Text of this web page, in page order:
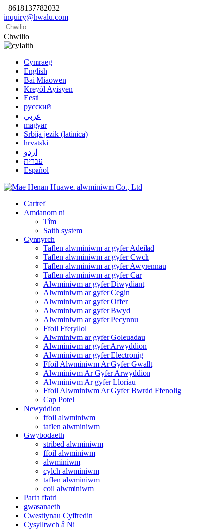
+8618137782032
inquiry@hwalu.com
Chwilio
Iaith
Cymraeg
English
Bai Miaowen
Kreyòl Ayisyen
Eesti
русский
عربي
magyar
Srbija jezik (latinica)
hrvatski
اردو
עברית
Español
Cartref
Amdanom ni
Tîm
Saith system
Cynnyrch
Taflen alwminiwm ar gyfer Adeilad
Taflen alwminiwm ar gyfer Cwch
Taflen alwminiwm ar gyfer Awyrennau
Taflen alwminiwm ar gyfer Car
Alwminiwm ar gyfer Diwydiant
Alwminiwm ar gyfer Cegin
Alwminiwm ar gyfer Offer
Alwminiwm ar gyfer Bwyd
Alwminiwm ar gyfer Pecynnu
Ffoil Fferyllol
Alwminiwm ar gyfer Goleuadau
Alwminiwm ar gyfer Arwyddion
Alwminiwm ar gyfer Electronig
Ffoil Alwminiwm Ar Gyfer Gwallt
Alwminiwm Ar Gyfer Arwyddion
Alwminiwm Ar gyfer Lloriau
Ffoil Alwminiwm Ar Gyfer Bwrdd Ffenolig
Cap Potel
Newyddion
ffoil alwminiwm
taflen alwminiwm
Gwybodaeth
stribed alwminiwm
ffoil alwminiwm
alwminiwm
cylch alwminiwm
taflen alwminiwm
coil alwminiwm
Parth ffatri
gwasanaeth
Cwestiynau Cyffredin
Cysylltwch â Ni